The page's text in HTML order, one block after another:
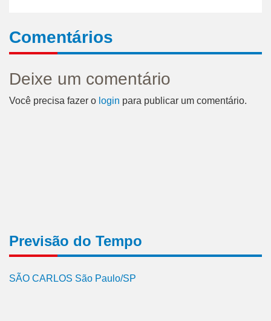
Comentários
Deixe um comentário
Você precisa fazer o login para publicar um comentário.
Previsão do Tempo
SÃO CARLOS São Paulo/SP